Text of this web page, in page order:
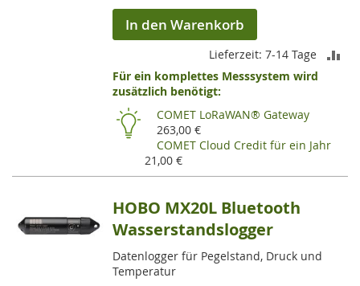
In den Warenkorb
Lieferzeit: 7-14 Tage
Für ein komplettes Messsystem wird
zusätzlich benötigt:
COMET LoRaWAN® Gateway
263,00 €
COMET Cloud Credit für ein Jahr
21,00 €
HOBO MX20L Bluetooth
Wasserstandslogger
Datenlogger für Pegelstand, Druck und
Temperatur